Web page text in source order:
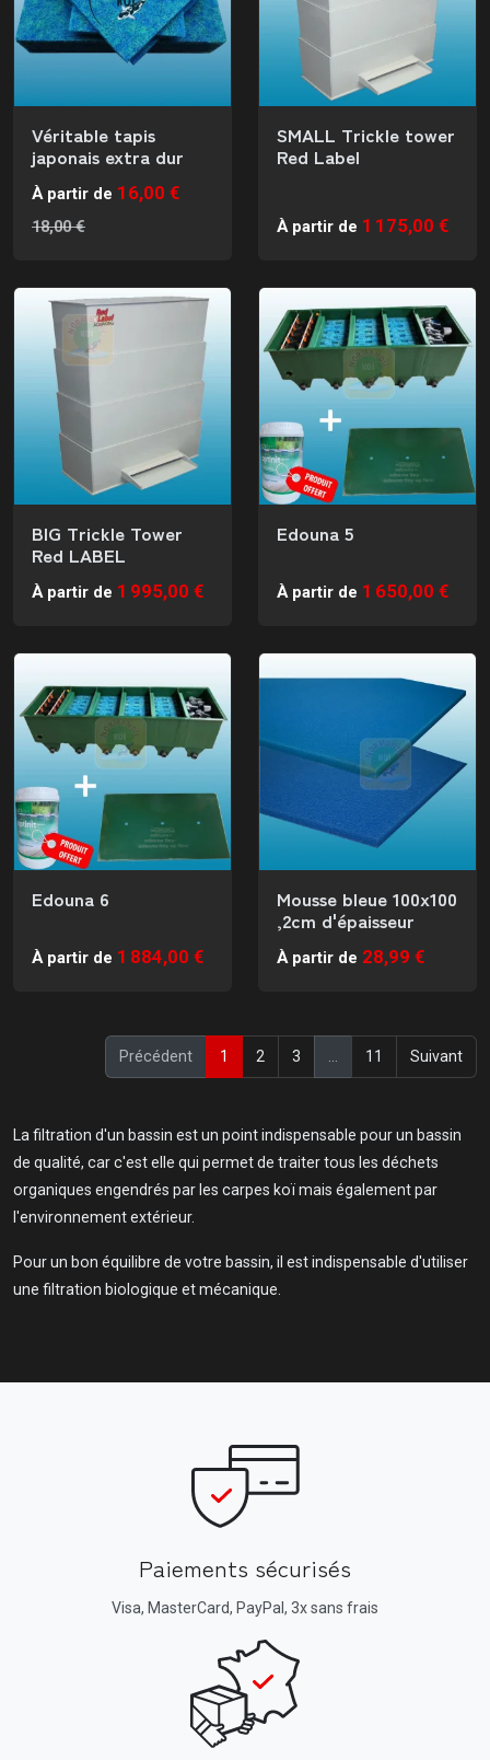
Véritable tapis
japonais extra dur
À partir de 16,00 €
18,00 €
SMALL Trickle tower
Red Label
À partir de 1 175,00 €
BIG Trickle Tower
Red LABEL
À partir de 1 995,00 €
Edouna 5
À partir de 1 650,00 €
Edouna 6
À partir de 1 884,00 €
Mousse bleue 100x100
,2cm d'épaisseur
À partir de 28,99 €
Précédent 1 (current)
2 3 11 Suivant
La filtration d'un bassin est un point indispensable pour un bassin
de qualité, car c'est elle qui permet de traiter tous les déchets
organiques engendrés par les carpes koï mais également par
l'environnement extérieur.
Pour un bon équilibre de votre bassin, il est indispensable d'utiliser
une filtration biologique et mécanique.
Paiements sécurisés
Visa, MasterCard, PayPal, 3x sans frais